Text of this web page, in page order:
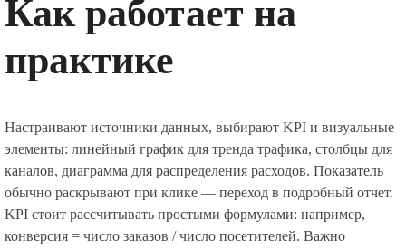
Как работает на
практике
Настраивают источники данных, выбирают KPI и визуальные
элементы: линейный график для тренда трафика, столбцы для
каналов, диаграмма для распределения расходов. Показатель
обычно раскрывают при клике — переход в подробный отчет.
KPI стоит рассчитывать простыми формулами: например,
конверсия = число заказов / число посетителей. Важно